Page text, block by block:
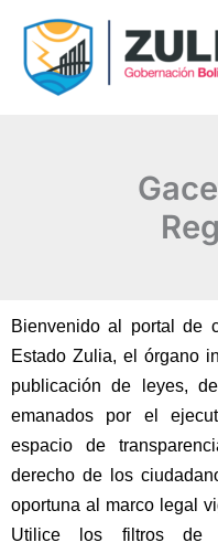
contenido
contenido
Bienvenido al portal de
Estado Zulia, el órgano
publicación de leyes,
emanados por el
espacio de
derecho de los
oportuna al marco legal
Utilice los filtros de